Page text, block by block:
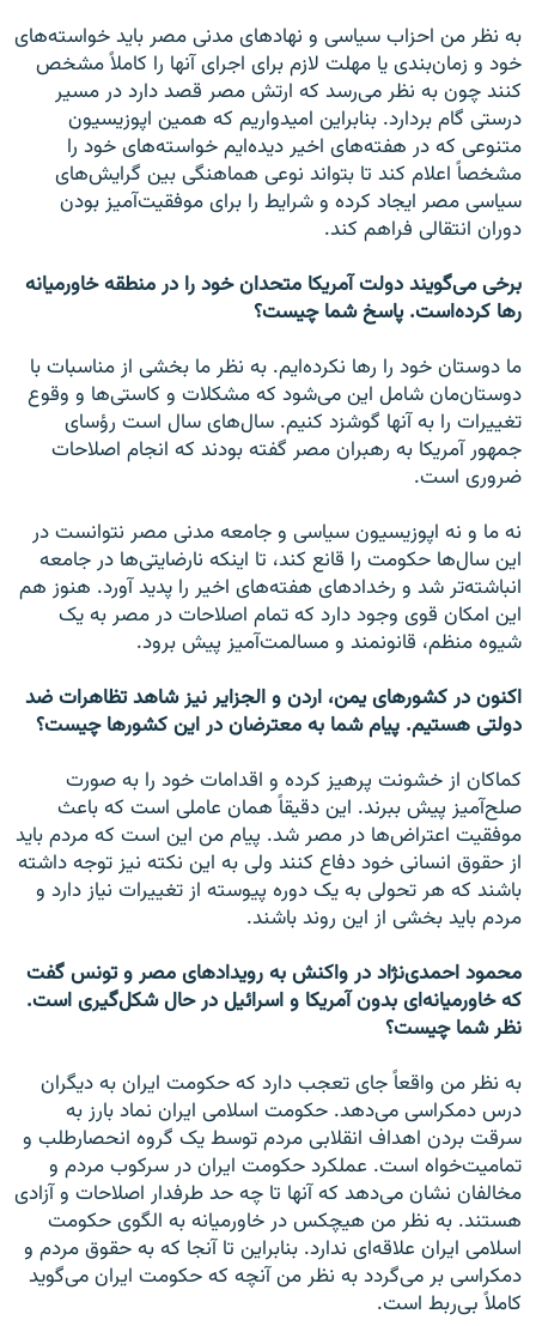
به نظر من احزاب سیاسی و نهادهای مدنی مصر باید خواسته‌های
خود و زمان‌بندی یا مهلت لازم برای اجرای آنها را کاملاً مشخص
کنند چون به نظر می‌رسد که ارتش مصر قصد دارد در مسیر
درستی گام بردارد. بنابراین امیدواریم که همین اپوزیسیون
متنوعی که در هفته‌های اخیر دیده‌ایم خواسته‌های خود را
مشخصاً اعلام کند تا بتواند نوعی هماهنگی بین گرایش‌های
سیاسی مصر ایجاد کرده و شرایط را برای موفقیت‌آمیز بودن
دوران انتقالی فراهم کند.
برخی می‌گویند دولت آمریکا متحدان خود را در منطقه خاورمیانه
رها کرده‌است. پاسخ شما چیست؟
ما دوستان خود را رها نکرده‌ایم. به نظر ما بخشی از مناسبات با
دوستان‌مان شامل این می‌شود که مشکلات و کاستی‌ها و وقوع
تغییرات را به آنها گوشزد کنیم. سال‌های سال است رؤسای
جمهور آمریکا به رهبران مصر گفته بودند که انجام اصلاحات
ضروری است.
نه ما و نه اپوزیسیون سیاسی و جامعه مدنی مصر نتوانست در
این سال‌ها حکومت را قانع کند، تا اینکه نارضایتی‌ها در جامعه
انباشته‌تر شد و رخدادهای هفته‌های اخیر را پدید آورد. هنوز هم
این امکان قوی وجود دارد که تمام اصلاحات در مصر به یک
شیوه منظم، قانونمند و مسالمت‌آمیز پیش برود.
اکنون در کشورهای یمن، اردن و الجزایر نیز شاهد تظاهرات ضد
دولتی هستیم. پیام شما به معترضان در این کشورها چیست؟
کماکان از خشونت پرهیز کرده و اقدامات خود را به صورت
صلح‌آمیز پیش ببرند. این دقیقاً همان عاملی است که باعث
موفقیت اعتراض‌ها در مصر شد. پیام من این است که مردم باید
از حقوق انسانی خود دفاع کنند ولی به این نکته نیز توجه داشته
باشند که هر تحولی به یک دوره پیوسته از تغییرات نیاز دارد و
مردم باید بخشی از این روند باشند.
محمود احمدی‌نژاد در واکنش به رویدادهای مصر و تونس گفت
که خاورمیانه‌ای بدون آمریکا و اسرائیل در حال شکل‌گیری است.
نظر شما چیست؟
به نظر من واقعاً جای تعجب دارد که حکومت ایران به دیگران
درس دمکراسی می‌دهد. حکومت اسلامی ایران نماد بارز به
سرقت بردن اهداف انقلابی مردم توسط یک گروه انحصارطلب و
تمامیت‌خواه است. عملکرد حکومت ایران در سرکوب مردم و
مخالفان نشان می‌دهد که آنها تا چه حد طرفدار اصلاحات و آزادی
هستند. به نظر من هیچکس در خاورمیانه به الگوی حکومت
اسلامی ایران علاقه‌ای ندارد. بنابراین تا آنجا که به حقوق مردم و
دمکراسی بر می‌گردد به نظر من آنچه که حکومت ایران می‌گوید
کاملاً بی‌ربط است.